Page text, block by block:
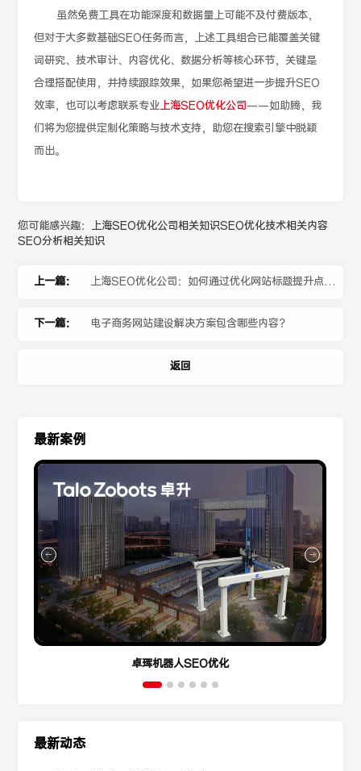
虽然免费工具在功能深度和数据量上可能不及付费版本，
但对于大多数基础SEO任务而言，上述工具组合已能覆盖关键
词研究、技术审计、内容优化、数据分析等核心环节，关键是
合理搭配使用，并持续跟踪效果，如果您希望进一步提升SEO
效率，也可以考虑联系专业上海SEO优化公司——如助腾，我
们将为您提供定制化策略与技术支持，助您在搜索引擎中脱颖
而出。
您可能感兴趣： 上海SEO优化公司相关知识SEO优化技术相关内容
SEO分析相关知识
上一篇： 上海SEO优化公司：如何通过优化网站标题提升点击
率和SEO效果？
下一篇： 电子商务网站建设解决方案包含哪些内容？
返回
最新案例
卓珲机器人SEO优化
最新动态